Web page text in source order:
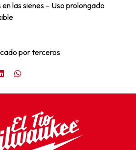
las sienes – Uso prolongado
por terceros